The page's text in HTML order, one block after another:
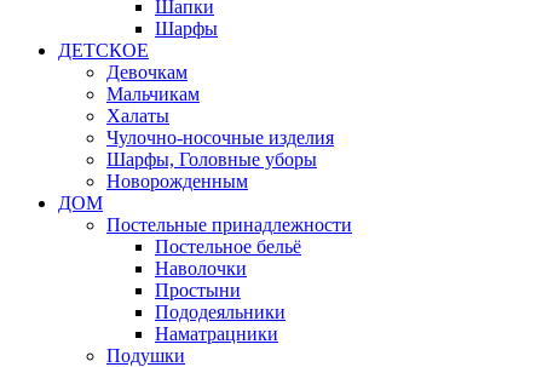
Шапки
Шарфы
ДЕТСКОЕ
Девочкам
Мальчикам
Халаты
Чулочно-носочные изделия
Шарфы, Головные уборы
Новорожденным
ДОМ
Постельные принадлежности
Постельное бельё
Наволочки
Простыни
Пододеяльники
Наматрацники
Подушки